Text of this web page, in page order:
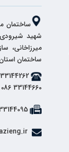
ساختمان
شهید
میرزاخانی،
ساختمان
33144660 086
086